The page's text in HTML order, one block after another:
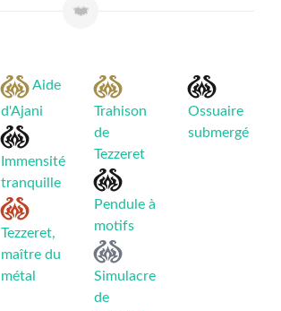
Aide
d'Ajani
Immensité
tranquille
Tezzeret,
maître du
métal
Trahison
de
Tezzeret
Pendule à
motifs
Simulacre
de
Ossuaire
submergé